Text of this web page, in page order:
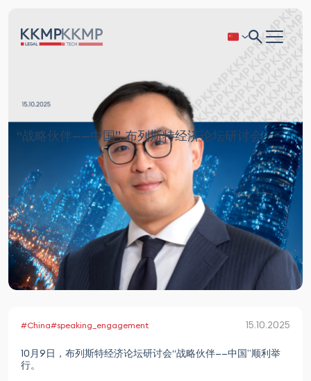
“战略伙伴——中国”. 布列斯特经济论坛研讨会
#China#speaking_engagement 15.10.2025
10月9日，布列斯特经济论坛研讨会“战略伙伴——中国”顺利举
行。